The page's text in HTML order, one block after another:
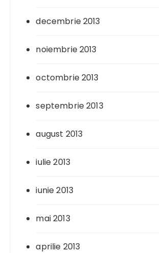
decembrie 2013
noiembrie 2013
octombrie 2013
septembrie 2013
august 2013
iulie 2013
iunie 2013
mai 2013
aprilie 2013